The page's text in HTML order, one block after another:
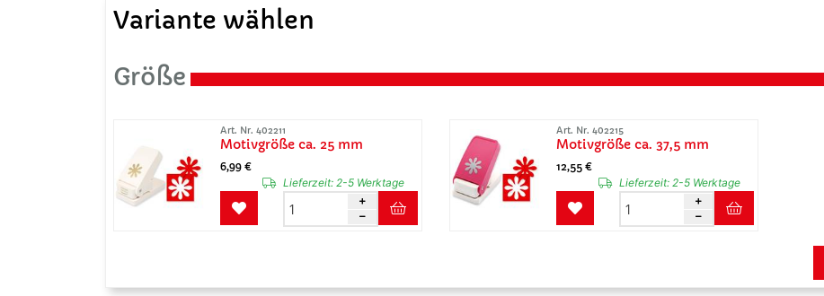
Variante wählen
Größe
Art. Nr. 402211
Motivgröße ca. 25 mm
6,99 €
Lieferzeit: 2-5 Werktage
Art. Nr. 402215
Motivgröße ca. 37,5 mm
12,55 €
Lieferzeit: 2-5 Werktage